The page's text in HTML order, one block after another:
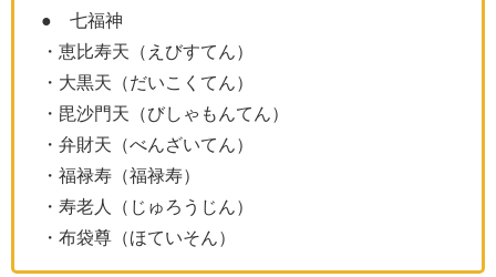
● 七福神
・恵比寿天（えびすてん）
・大黒天（だいこくてん）
・毘沙門天（びしゃもんてん）
・弁財天（べんざいてん）
・福禄寿（福禄寿）
・寿老人（じゅろうじん）
・布袋尊（ほていそん）